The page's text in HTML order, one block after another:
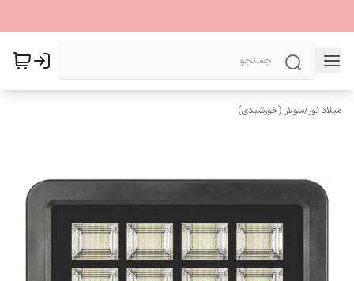
میلاد نور/سولار (خورشیدی)